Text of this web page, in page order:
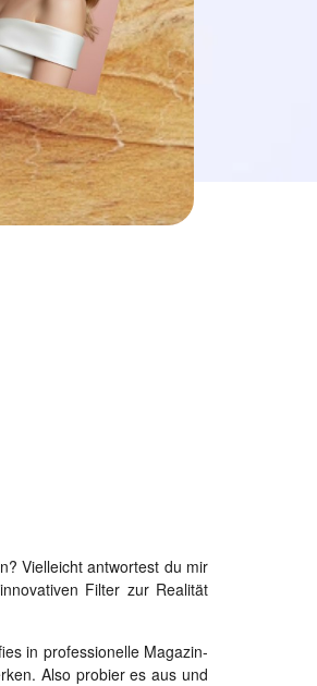
Vielleicht antwortest du mir
Filter zur Realität
in professionelle Magazin-
Also probier es aus und